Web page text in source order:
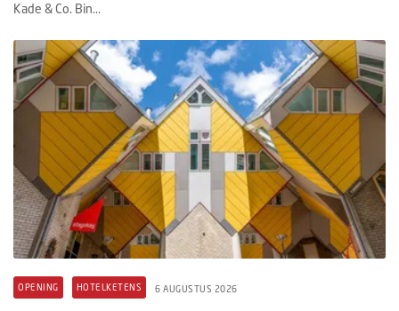
Kade & Co. Bin...
OPENING HOTELKETENS 6 AUGUSTUS 2026